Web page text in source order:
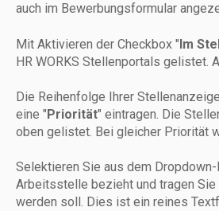
auch im Bewerbungsformular
Mit Aktivieren der Checkbox "Im
HR WORKS Stellenportals gelistet.
Die Reihenfolge Ihrer
eine "Priorität" eintragen. Die
oben gelistet. Bei gleicher Priorität
Selektieren Sie aus dem
Arbeitsstelle bezieht und tragen
werden soll. Dies ist ein reines